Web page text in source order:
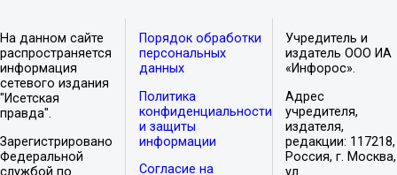
На данном сайте
распространяется
информация
сетевого издания
"Исетская
правда".
Зарегистрировано
Федеральной
службой по
Порядок обработки
персональных
данных
Политика
конфиденциальности
и защиты
информации
Согласие на
Учредитель и
издатель ООО ИА
«Инфорос».
Адрес
учредителя,
издателя,
редакции: 117218,
Россия, г. Москва,
ул.